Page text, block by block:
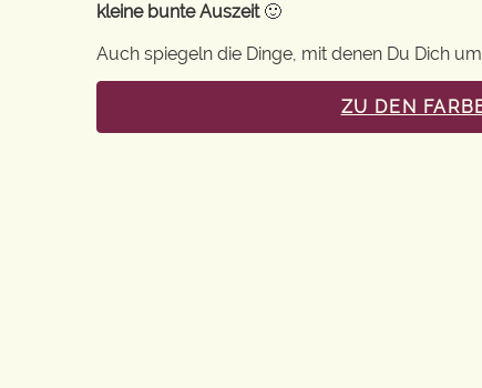
kleine bunte Auszeit🙂
Auch spiegeln die Dinge, mit denen Du Dich
ZU DEN